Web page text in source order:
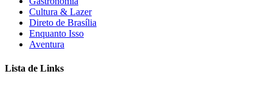
Cultura & Lazer
Direto de Brasília
Enquanto Isso
Aventura
Lista de Links